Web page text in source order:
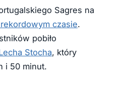
Sagres na
czasie.
pobiło
Stocha, który
i 50 minut.